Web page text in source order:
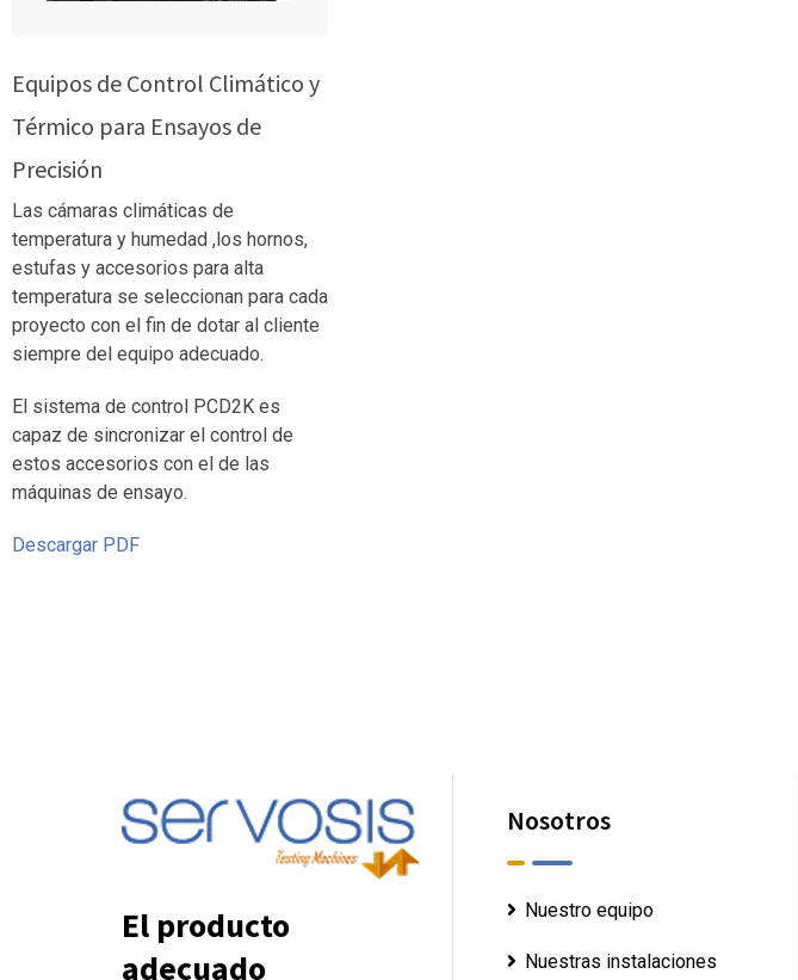
Equipos de Control Climático y
Térmico para Ensayos de
Precisión
Las cámaras climáticas de
temperatura y humedad ,los hornos,
estufas y accesorios para alta
temperatura se seleccionan para cada
proyecto con el fin de dotar al cliente
siempre del equipo adecuado.
El sistema de control PCD2K es
capaz de sincronizar el control de
estos accesorios con el de las
máquinas de ensayo.
Descargar PDF
El producto
adecuado
Nosotros
Nuestro equipo
Nuestras instalaciones